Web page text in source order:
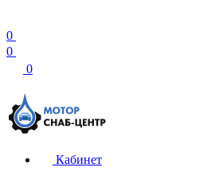
0
0
0
Кабинет